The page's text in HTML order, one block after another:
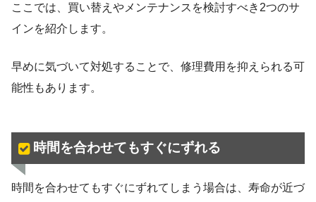
ここでは、買い替えやメンテナンスを検討すべき2つのサ
インを紹介します。
早めに気づいて対処することで、修理費用を抑えられる可
能性もあります。
時間を合わせてもすぐにずれる
時間を合わせてもすぐにずれてしまう場合は、寿命が近づ